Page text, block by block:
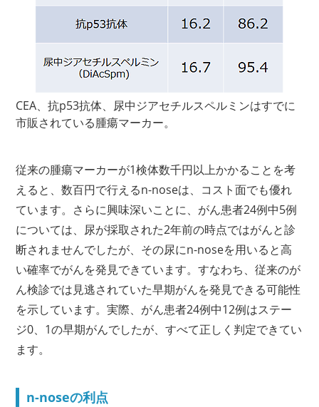
CEA、抗p53抗体、尿中ジアセチルスペルミンはすでに
市販されている腫瘍マーカー。
従来の腫瘍マーカーが1検体数千円以上かかることを考
えると、数百円で行えるn-noseは、コスト面でも優れ
ています。さらに興味深いことに、がん患者24例中5例
については、尿が採取された2年前の時点ではがんと診
断されませんでしたが、その尿にn-noseを用いると高
い確率でがんを発見できています。すなわち、従来のが
ん検診では見逃されていた早期がんを発見できる可能性
を示しています。実際、がん患者24例中12例はステー
ジ0、1の早期がんでしたが、すべて正しく判定できてい
ます。
n-noseの利点